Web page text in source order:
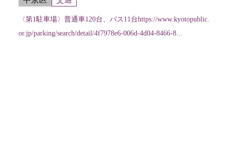
〈第1駐車場〉普通車120台、バス11台https://www.kyotopublic.
or.jp/parking/search/detail/4f7978e6-006d-4d04-8466-8...